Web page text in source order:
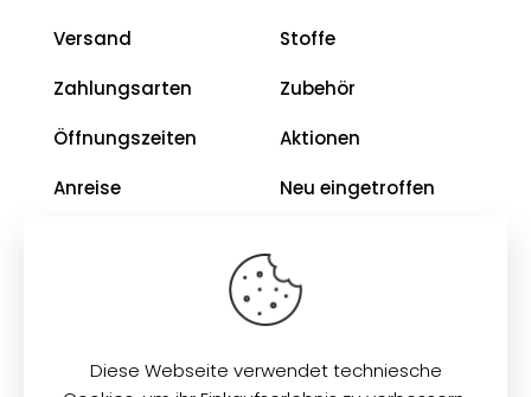
Versand
Zahlungsarten
Öffnungszeiten
Anreise
Datenschutz
Stoffe
Zubehör
Aktionen
Neu eingetroffen
Diese Webseite verwendet techniesche